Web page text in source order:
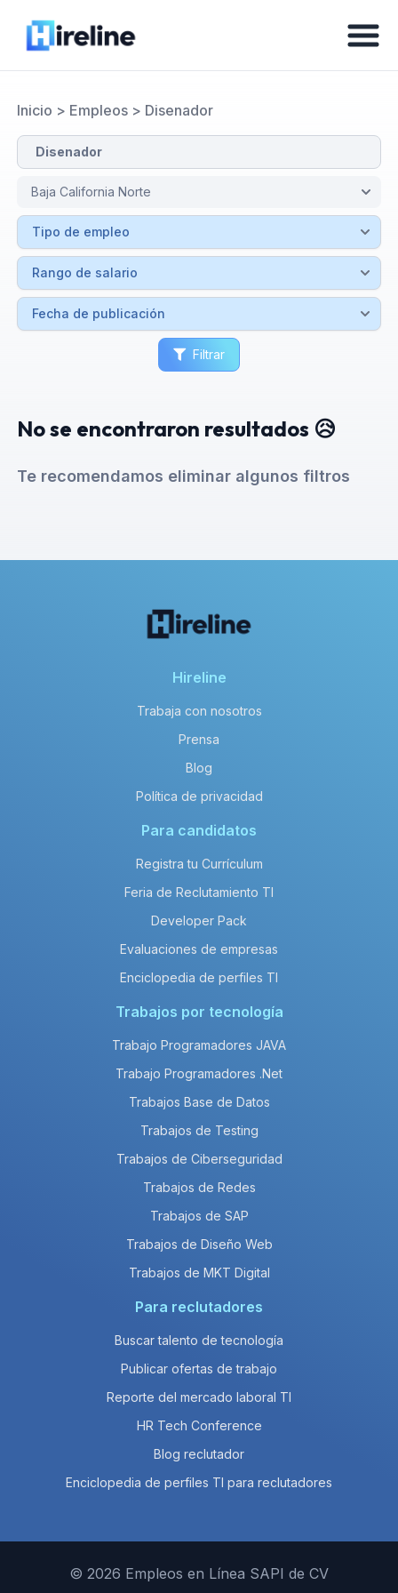
Inicio > Empleos> Disenador
Filtrar
No se encontraron resultados 😥
Te recomendamos eliminar algunos filtros
Hireline
Trabaja con nosotros
Prensa
Blog
Política de privacidad
Para candidatos
Registra tu Currículum
Feria de Reclutamiento TI
Developer Pack
Evaluaciones de empresas
Enciclopedia de perfiles TI
Trabajos por tecnología
Trabajo Programadores JAVA
Trabajo Programadores .Net
Trabajos Base de Datos
Trabajos de Testing
Trabajos de Ciberseguridad
Trabajos de Redes
Trabajos de SAP
Trabajos de Diseño Web
Trabajos de MKT Digital
Para reclutadores
Buscar talento de tecnología
Publicar ofertas de trabajo
Reporte del mercado laboral TI
HR Tech Conference
Blog reclutador
Enciclopedia de perfiles TI para reclutadores
© 2026 Empleos en Línea SAPI de CV